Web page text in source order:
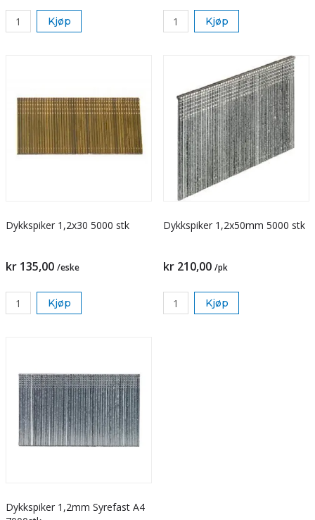
Kjøp Kjøp
Dykkspiker 1,2x30 5000 stk
kr 135,00 /eske
Kjøp
Dykkspiker 1,2x50mm 5000 stk
kr 210,00 /pk
Kjøp
Dykkspiker 1,2mm Syrefast A4